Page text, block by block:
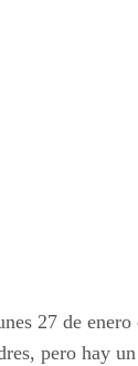
27 de
pero hay